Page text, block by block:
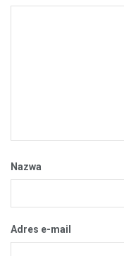
Nazwa
Adres e-mail